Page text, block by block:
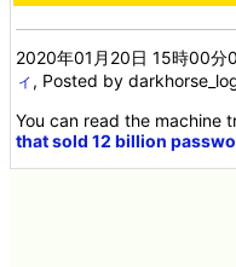
2020年01月20日 15時00分
ィ , Posted by
You can read the machine
that sold 12 billion